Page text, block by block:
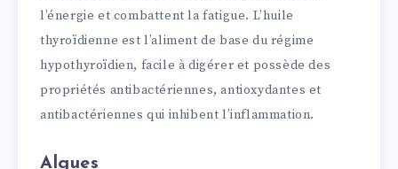
l’énergie et combattent la fatigue. L’huile
thyroïdienne est l’aliment de base du régime
hypothyroïdien, facile à digérer et possède des
propriétés antibactériennes, antioxydantes et
antibactériennes qui inhibent l’inflammation.
Algues